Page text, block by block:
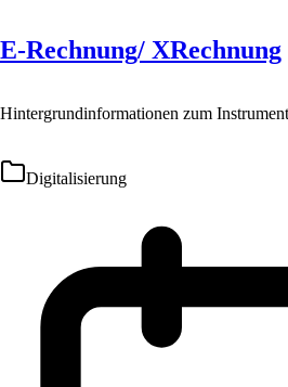
E-Rechnung/ XRechnung
Hintergrundinformationen zum
Digitalisierung